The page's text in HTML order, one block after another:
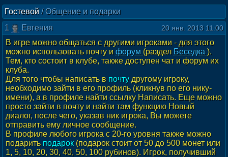
Гостевой / Общение и подарки
1
Евгения 20 янв. 2013 11:00
В игре можно общаться с другими игроками - для этого
можно использовать почту и форум (раздел Беседка ).
Тем, кто состоит в клубе, также доступен чат и форум их
клуба.
Для того чтобы написать в почту другому игроку,
необходимо зайти в его профиль (кликнув по его нику-
имени), а в профиле найти ссылку Написать. Еще можно
просто зайти в почту и найти там функцию Новый
диалог, после чего, указав ник игрока, Вы можете
отправить ему личное сообщение.
В профиле любого игрока с 20-го уровня также можно
подарить подарок (подарок стоит от 50 до 500 монет или
1, 5, 10, 20, 30, 40, 50, 100 рубинов). Игрок, получивший